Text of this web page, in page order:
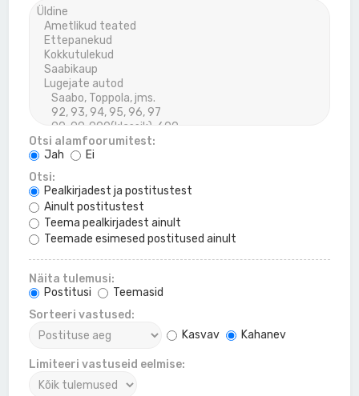
Otsi alamfoorumitest:
Jah
Ei
Otsi:
Pealkirjadest ja postitustest
Ainult postitustest
Teema pealkirjadest ainult
Teemade esimesed postitused ainult
Näita tulemusi:
Postitusi
Teemasid
Sorteeri vastused:
Kasvav
Kahanev
Limiteeri vastuseid eelmise: